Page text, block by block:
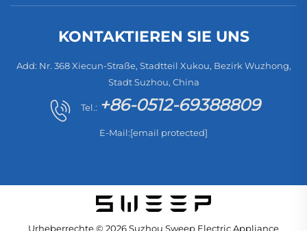
KONTAKTIEREN SIE UNS
Add: Nr. 368 Xiecun-Straße, Stadtteil Xukou, Bezirk Wuzhong,
Stadt Suzhou, China
Tel.: +86-0512-69388809
E-Mail:[email protected]
Urheberrechte © 2026 Suzhou Sweep Electric Appliance